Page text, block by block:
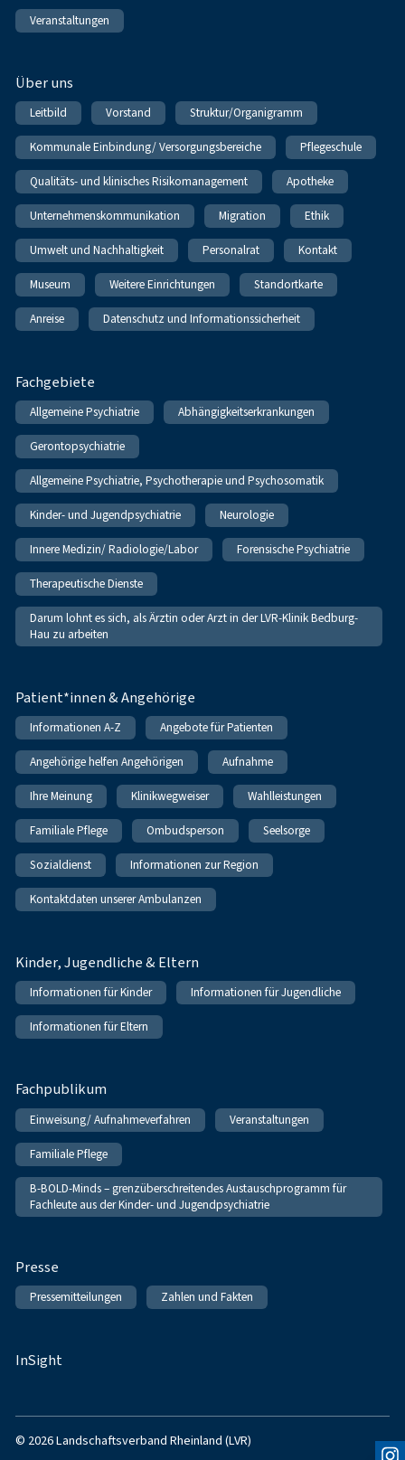
Veranstaltungen
Über uns
Leitbild Vorstand Struktur/Organigramm
Kommunale Einbindung/ Versorgungsbereiche Pflegeschule
Qualitäts- und klinisches Risikomanagement Apotheke
Unternehmenskommunikation Migration Ethik
Umwelt und Nachhaltigkeit Personalrat Kontakt
Museum Weitere Einrichtungen Standortkarte
Anreise Datenschutz und Informationssicherheit
Fachgebiete
Allgemeine Psychiatrie Abhängigkeitserkrankungen
Gerontopsychiatrie
Allgemeine Psychiatrie, Psychotherapie und Psychosomatik
Kinder- und Jugendpsychiatrie Neurologie
Innere Medizin/ Radiologie/Labor Forensische Psychiatrie
Therapeutische Dienste
Darum lohnt es sich, als Ärztin oder Arzt in der LVR-Klinik Bedburg-
Hau zu arbeiten
Patient*innen & Angehörige
Informationen A-Z Angebote für Patienten
Angehörige helfen Angehörigen Aufnahme
Ihre Meinung Klinikwegweiser Wahlleistungen
Familiale Pflege Ombudsperson Seelsorge
Sozialdienst Informationen zur Region
Kontaktdaten unserer Ambulanzen
Kinder, Jugendliche & Eltern
Informationen für Kinder Informationen für Jugendliche
Informationen für Eltern
Fachpublikum
Einweisung/ Aufnahmeverfahren Veranstaltungen
Familiale Pflege
B-BOLD-Minds – grenzüberschreitendes Austauschprogramm für
Fachleute aus der Kinder- und Jugendpsychiatrie
Presse
Pressemitteilungen Zahlen und Fakten
InSight
© 2026 Landschaftsverband Rheinland (LVR)